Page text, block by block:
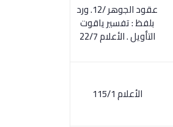
عقود الجوهر /12. ورد
بلفظ : تفسير ياقوت
التأويل . الأعلام 22/7
الأعلام 115/1